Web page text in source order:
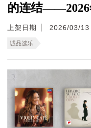
的连结——2026
上架日期 2026/03/13
诚品选乐